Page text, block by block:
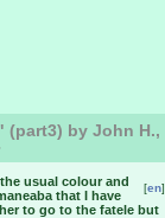
(part3) by John H.,
[en]
usual colour and
that I have
to go to the fatele but